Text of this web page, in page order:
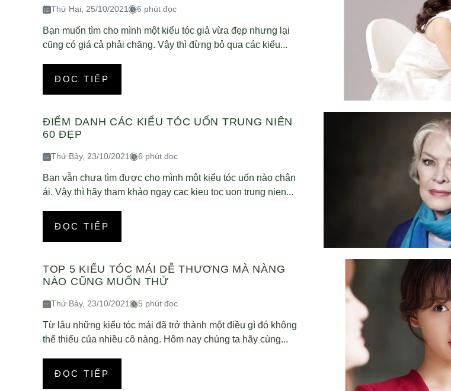
Thứ Hai, 25/10/2021 6 phút đọc
Bạn muốn tìm cho mình một kiểu tóc giả vừa đẹp nhưng lại
cũng có giá cả phải chăng. Vậy thì đừng bỏ qua các kiểu...
ĐỌC TIẾP
ĐIỂM DANH CÁC KIỂU TÓC UỐN TRUNG NIÊN
60 ĐẸP
Thứ Bảy, 23/10/2021 6 phút đọc
Bạn vẫn chưa tìm được cho mình một kiểu tóc uốn nào chân
ái. Vậy thì hãy tham khảo ngay cac kieu toc uon trung nien...
ĐỌC TIẾP
TOP 5 KIỂU TÓC MÁI DỄ THƯƠNG MÀ NÀNG
NÀO CŨNG MUỐN THỬ
Thứ Bảy, 23/10/2021 5 phút đọc
Từ lâu những kiểu tóc mái đã trở thành một điều gì đó không
thể thiếu của nhiều cô nàng. Hôm nay chúng ta hãy cùng...
ĐỌC TIẾP